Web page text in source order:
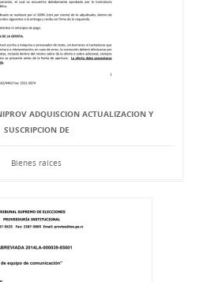
ADQUISCION ACTUALIZACION Y
SUSCRIPCION DE
Bienes raíces